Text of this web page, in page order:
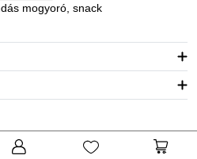
mogyoró, snack